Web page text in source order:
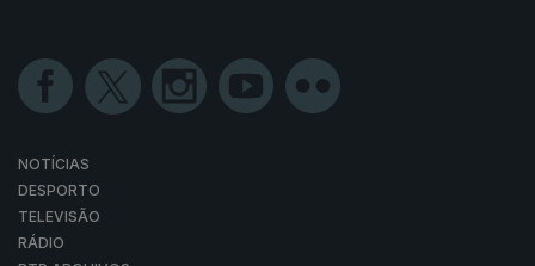
NOTÍCIAS
DESPORTO
TELEVISÃO
RÁDIO